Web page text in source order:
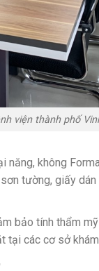
viện thành phố
năng, không
tường, giấy
bảo tính thẩm
tại các cơ sở